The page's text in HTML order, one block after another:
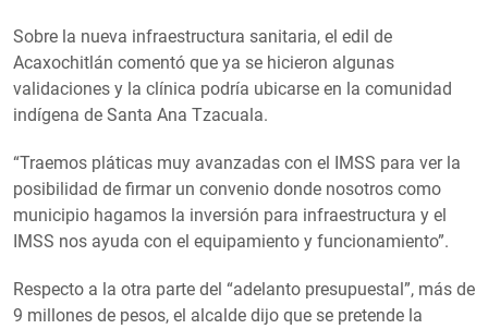
Sobre la nueva infraestructura sanitaria, el edil de
Acaxochitlán comentó que ya se hicieron algunas
validaciones y la clínica podría ubicarse en la comunidad
indígena de Santa Ana Tzacuala.
“Traemos pláticas muy avanzadas con el IMSS para ver la
posibilidad de firmar un convenio donde nosotros como
municipio hagamos la inversión para infraestructura y el
IMSS nos ayuda con el equipamiento y funcionamiento”.
Respecto a la otra parte del “adelanto presupuestal”, más de
9 millones de pesos, el alcalde dijo que se pretende la